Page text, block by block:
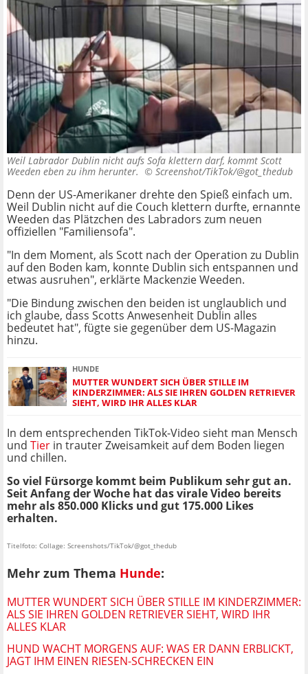
Weil Labrador Dublin nicht aufs Sofa klettern darf, kommt Scott
Weeden eben zu ihm herunter. © Screenshot/TikTok/@got_thedub
Denn der US-Amerikaner drehte den Spieß einfach um.
Weil Dublin nicht auf die Couch klettern durfte, ernannte
Weeden das Plätzchen des Labradors zum neuen
offiziellen "Familiensofa".
"In dem Moment, als Scott nach der Operation zu Dublin
auf den Boden kam, konnte Dublin sich entspannen und
etwas ausruhen", erklärte Mackenzie Weeden.
"Die Bindung zwischen den beiden ist unglaublich und
ich glaube, dass Scotts Anwesenheit Dublin alles
bedeutet hat", fügte sie gegenüber dem US-Magazin
hinzu.
HUNDE
MUTTER WUNDERT SICH ÜBER STILLE IM
KINDERZIMMER: ALS SIE IHREN GOLDEN RETRIEVER
SIEHT, WIRD IHR ALLES KLAR
In dem entsprechenden TikTok-Video sieht man Mensch
und Tier in trauter Zweisamkeit auf dem Boden liegen
und chillen.
So viel Fürsorge kommt beim Publikum sehr gut an.
Seit Anfang der Woche hat das virale Video bereits
mehr als 850.000 Klicks und gut 175.000 Likes
erhalten.
Titelfoto: Collage: Screenshots/TikTok/@got_thedub
Mehr zum Thema Hunde:
MUTTER WUNDERT SICH ÜBER STILLE IM KINDERZIMMER:
ALS SIE IHREN GOLDEN RETRIEVER SIEHT, WIRD IHR
ALLES KLAR
HUND WACHT MORGENS AUF: WAS ER DANN ERBLICKT,
JAGT IHM EINEN RIESEN-SCHRECKEN EIN